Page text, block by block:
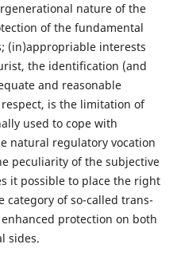
nature of the
of the fundamental
(in)appropriable interests
the identification (and
and reasonable
is the limitation of
used to cope with
natural regulatory vocation
peculiarity of the subjective
it possible to place the right
of so-called trans-
protection on both
sides.